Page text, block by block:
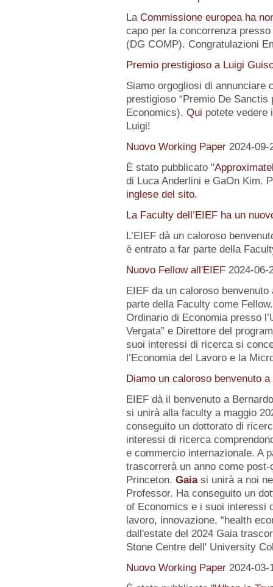
La Commissione europea ha
capo per la concorrenza
(DG COMP). Congratulazioni
Premio prestigioso a Luigi
Siamo orgogliosi di annunciare
prestigioso “Premio De
Economics). Qui potete vedere
Luigi!
Nuovo Working Paper 2024-09-
È stato pubblicato "
di Luca Anderlini e GaOn Kim.
inglese del sito.
La Faculty dell’EIEF ha un
L’EIEF dà un caloroso
è entrato a far parte della
Nuovo Fellow all'EIEF 2024-06-
EIEF da un caloroso
parte della Faculty come
Ordinario di Economia presso
Vergata” e Direttore del
suoi interessi di ricerca si
l’Economia del Lavoro e la
Diamo un caloroso benvenuto
EIEF dà il benvenuto a
si unirà alla faculty a maggio
conseguito un dottorato di
interessi di ricerca
e commercio internazionale. A
trascorrerà un anno come
Princeton. Gaiasi unirà a noi
Professor. Ha conseguito un
of Economics e i suoi interessi
lavoro, innovazione, “health
dall'estate del 2024 Gaia
Stone Centre dell' University
Nuovo Working Paper 2024-03-